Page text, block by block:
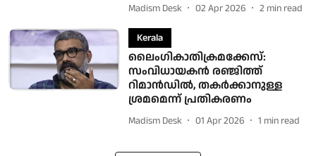
Madism Desk 02 Apr 2026 2 min read
Kerala
ലൈംഗികാതിക്രമക്കേസ്:
സംവിധായകൻ രഞ്ജിത്ത്
റിമാൻഡിൽ, തകർക്കാനുള്ള
ശ്രമമെന്ന് പ്രതികരണം
Madism Desk 01 Apr 2026 1 min read